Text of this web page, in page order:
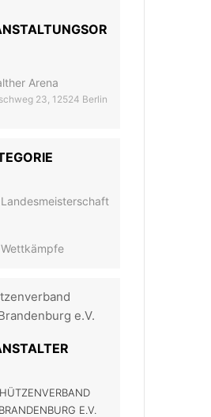
Arena
23, 12524 Berlin
Landesmeisterschaft
Wettkämpfe
E.V.